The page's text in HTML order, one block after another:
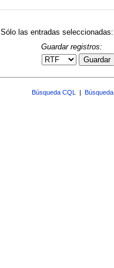
Sólo las entradas seleccionadas:
Guardar registros:
Guardar
Búsqueda CQL